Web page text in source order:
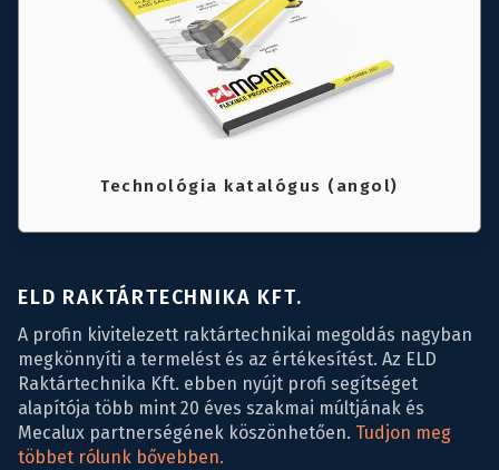
Technológia katalógus (angol)
ELD RAKTÁRTECHNIKA KFT.
A profin kivitelezett raktártechnikai megoldás nagyban
megkönnyíti a termelést és az értékesítést. Az ELD
Raktártechnika Kft. ebben nyújt profi segítséget
alapítója több mint 20 éves szakmai múltjának és
Mecalux partnerségének köszönhetően. Tudjon meg
többet rólunk bővebben.